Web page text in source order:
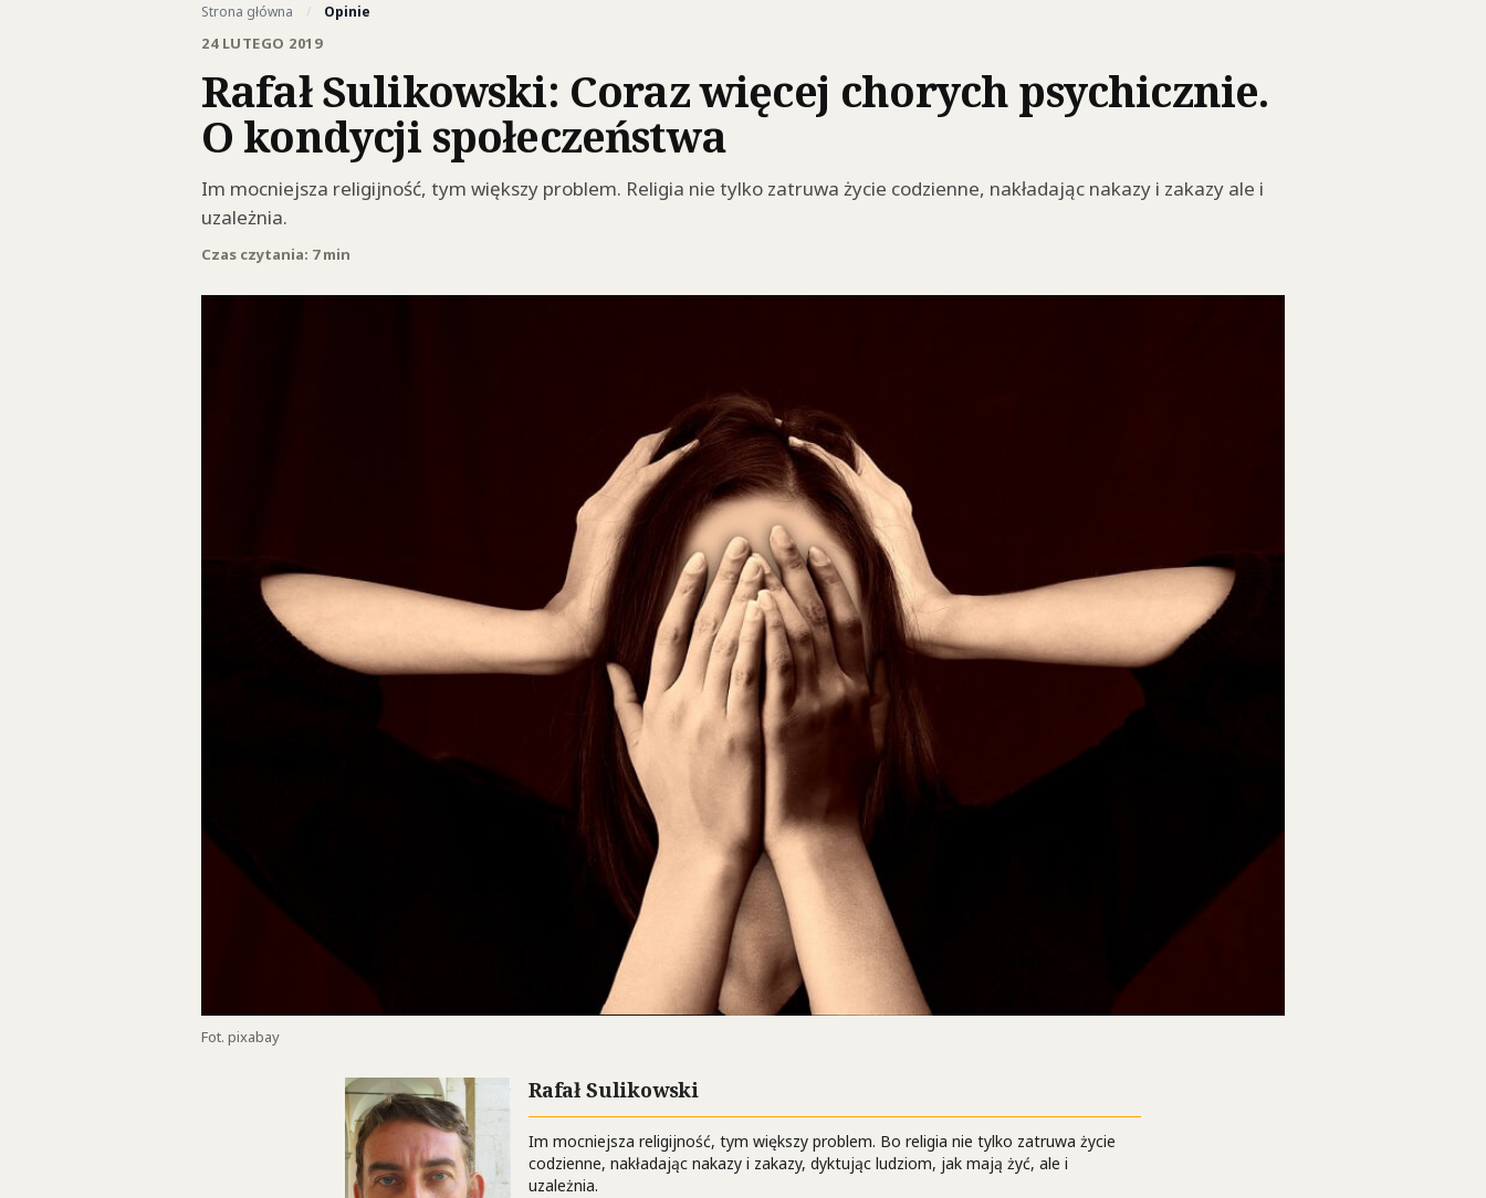
Strona główna / Opinie
24 LUTEGO 2019
Rafał Sulikowski: Coraz więcej chorych psychicznie.
O kondycji społeczeństwa
Im mocniejsza religijność, tym większy problem. Religia nie tylko zatruwa życie codzienne, nakładając nakazy i zakazy ale i
uzależnia.
Czas czytania: 7 min
Fot. pixabay
Rafał Sulikowski
Im mocniejsza religijność, tym większy problem. Bo religia nie tylko zatruwa życie
codzienne, nakładając nakazy i zakazy, dyktując ludziom, jak mają żyć, ale i
uzależnia.